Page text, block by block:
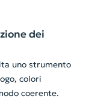
dei
uno strumento
colori
coerente.